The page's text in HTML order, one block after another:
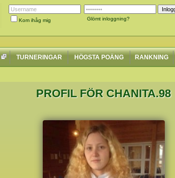
Kom ihåg mig Glömt inloggning?
TURNERINGAR HÖGSTA POÄNG RANKNING
PROFIL FÖR CHANITA.98